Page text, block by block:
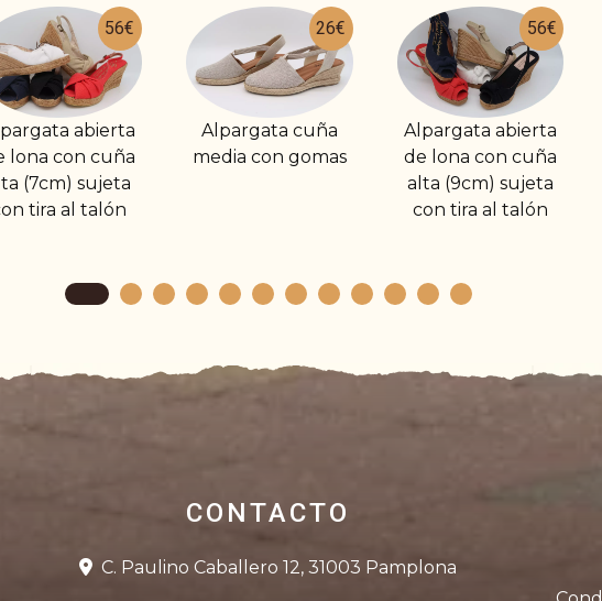
26€
Alpargata cuña
media con gomas
56€
Alpargata abierta
de lona con cuña
40€
Alpargata de piel
cuña media con
tira al talón
CONTACTO
C. Paulino Caballero 12, 31003 Pamplona